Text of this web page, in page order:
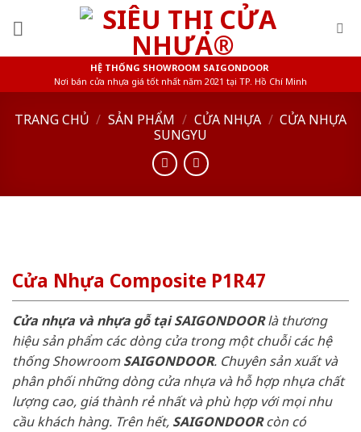
HỆ THỐNG SHOWROOM SAIGONDOOR
Nơi bán cửa nhựa giá tốt nhất năm 2021 tại TP. Hồ Chí Minh
TRANG CHỦ / SẢN PHẨM / CỬA NHỰA / CỬA NHỰA
SUNGYU
Cửa Nhựa Composite P1R47
Cửa nhựa và nhựa gỗ tại SAIGONDOORlà thương
hiệu sản phẩm các dòng cửa trong một chuỗi các hệ
thống ShowroomSAIGONDOOR. Chuyên sản xuất và
phân phối những dòng cửa nhựa và hỗ hợp nhựa chất
lượng cao, giá thành rẻ nhất và phù hợp với mọi nhu
cầu khách hàng. Trên hết, SAIGONDOORcòn có